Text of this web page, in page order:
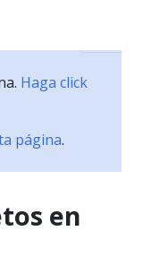
Haga click
página.
en